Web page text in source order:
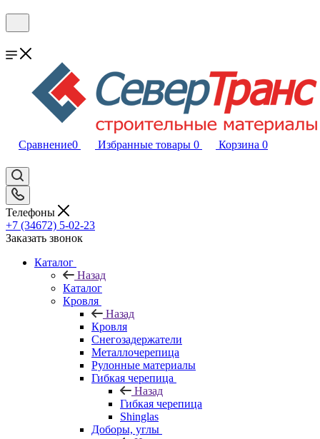
Сравнение0 Избранные товары 0 Корзина 0
Телефоны
+7 (34672) 5-02-23
Заказать звонок
Каталог
Назад
Каталог
Кровля
Назад
Кровля
Снегозадержатели
Металлочерепица
Рулонные материалы
Гибкая черепица
Назад
Гибкая черепица
Shinglas
Доборы, углы